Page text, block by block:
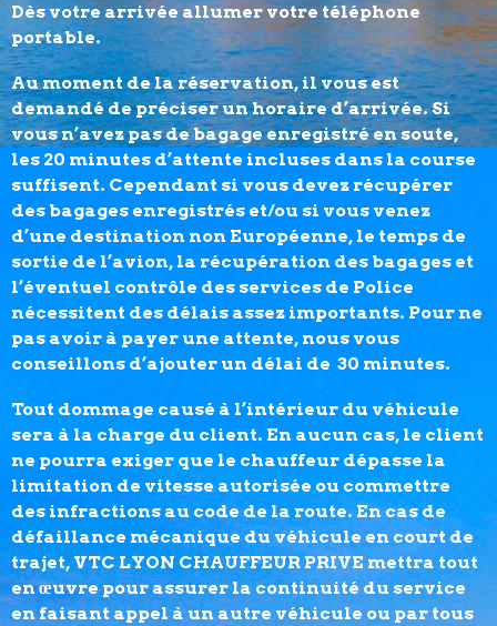
Dès votre arrivée allumer votre téléphone
portable.
Au moment de la réservation, il vous est
demandé de préciser un horaire d’arrivée. Si
vous n’avez pas de bagage enregistré en soute,
les 20 minutes d’attente incluses dans la course
suffisent. Cependant si vous devez récupérer
des bagages enregistrés et/ou si vous venez
d’une destination non Européenne, le temps de
sortie de l’avion, la récupération des bagages et
l’éventuel contrôle des services de Police
nécessitent des délais assez importants. Pour ne
pas avoir à payer une attente, nous vous
conseillons d’ajouter un délai de 30 minutes.
Tout dommage causé à l’intérieur du véhicule
sera à la charge du client. En aucun cas, le client
ne pourra exiger que le chauffeur dépasse la
limitation de vitesse autorisée ou commettre
des infractions au code de la route. En cas de
défaillance mécanique du véhicule en court de
trajet, VTC LYON CHAUFFEUR PRIVE mettra tout
en œuvre pour assurer la continuité du service
en faisant appel à un autre véhicule ou par tous